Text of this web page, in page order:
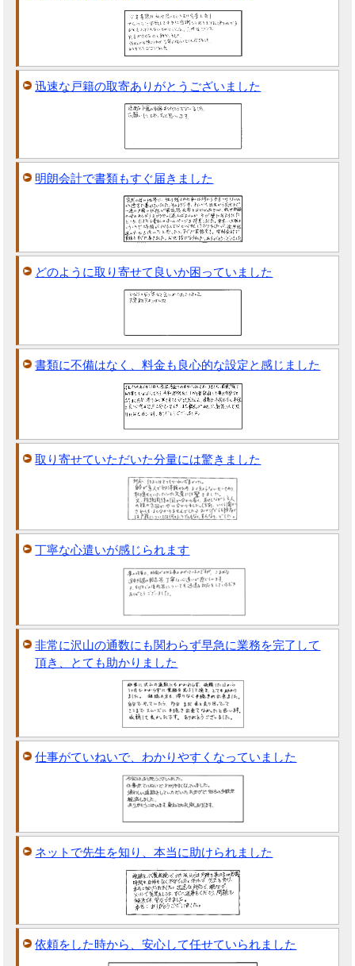
迅速な戸籍の取寄ありがとうございました
明朗会計で書類もすぐ届きました
どのように取り寄せて良いか困っていました
書類に不備はなく、料金も良心的な設定と感じました
取り寄せていただいた分量には驚きました
丁寧な心遣いが感じられます
非常に沢山の通数にも関わらず早急に業務を完了して
頂き、とても助かりました
仕事がていねいで、わかりやすくなっていました
ネットで先生を知り、本当に助けられました
依頼をした時から、安心して任せていられました